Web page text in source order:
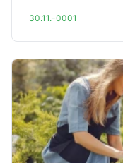
30.11.-0001